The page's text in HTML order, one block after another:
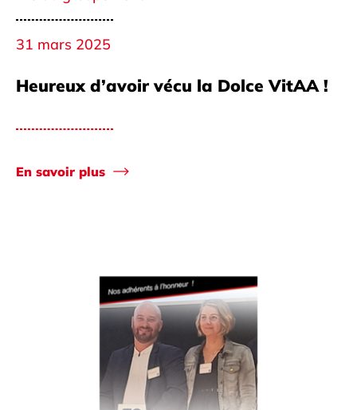
31 mars 2025
Heureux d’avoir vécu la Dolce VitAA !
En savoir plus